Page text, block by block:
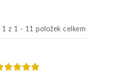
1 z 1 - 11 položek celkem